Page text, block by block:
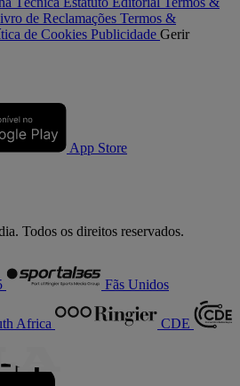
de Reclamações Termos &
de Cookies Publicidade Gerir
App Store
Todos os direitos reservados.
Fãs Unidos
Africa CDE